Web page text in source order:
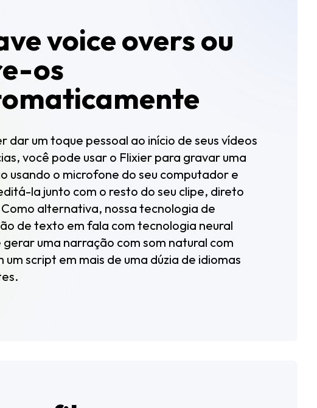
voice overs ou
os
dar um toque pessoal ao início de seus vídeos
você pode usar o Flixier para gravar uma
usando o microfone do seu computador e
la junto com o resto do seu clipe, direto
alternativa, nossa tecnologia de
de texto em fala com tecnologia neural
uma narração com som natural com
um script em mais de uma dúzia de idiomas